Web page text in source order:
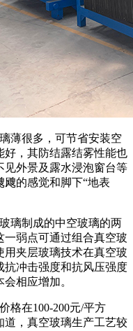
薄很多，可节省安装空
好，其防结露结雾性能也
见外景及露水浸泡窗台等
的感觉和脚下“地表
璃制成的中空玻璃的两
弱点可通过组合真空玻
夹层玻璃技术在真空玻
抗冲击强度和抗风压强度
相应增加。
格在100-200元/平方
道，真空玻璃生产工艺较